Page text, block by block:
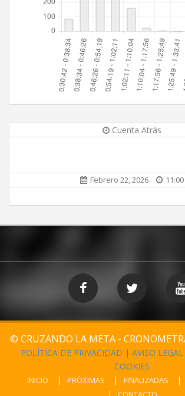
Cuenta Atrás
Febrero 22, 2026 11:00
© CRUZANDO LA META -
POLÍTICA DE PRIVACIDAD | AVISO LEGAL
COOKIES
INICIO PRÓXIMAS FINALIZADAS